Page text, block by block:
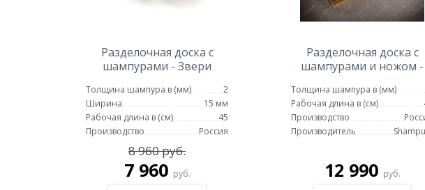
Разделочная доска с
шампурами - Звери
Толщина шампура в (мм)
2
Ширина
15 мм
Рабочая длина в (см)
45
Производство
Россия
8 960 руб.
7 960 руб.
Разделочная доска с
шампурами и ножом -
Толщина шампура в (мм)
Рабочая длина в (см)
Производство
Производитель
12 990 руб.